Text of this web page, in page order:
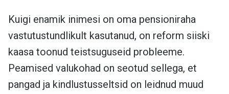
Kuigi enamik inimesi on oma pensioniraha
vastutustundlikult kasutanud, on reform siiski
kaasa toonud teistsuguseid probleeme.
Peamised valukohad on seotud sellega, et
pangad ja kindlustusseltsid on leidnud muud